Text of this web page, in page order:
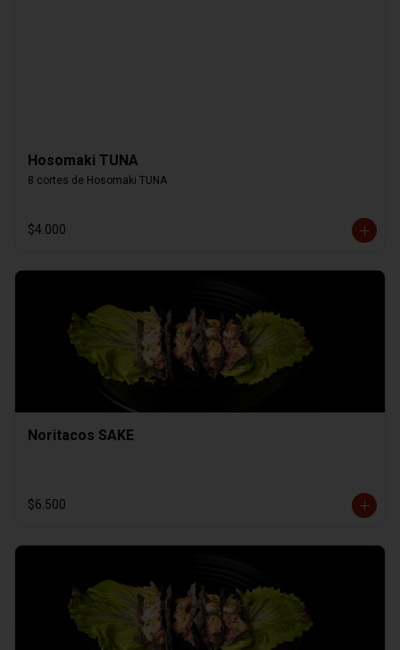
Hosomaki TUNA
8 cortes de Hosomaki TUNA
$4.000
Noritacos SAKE
$6.500